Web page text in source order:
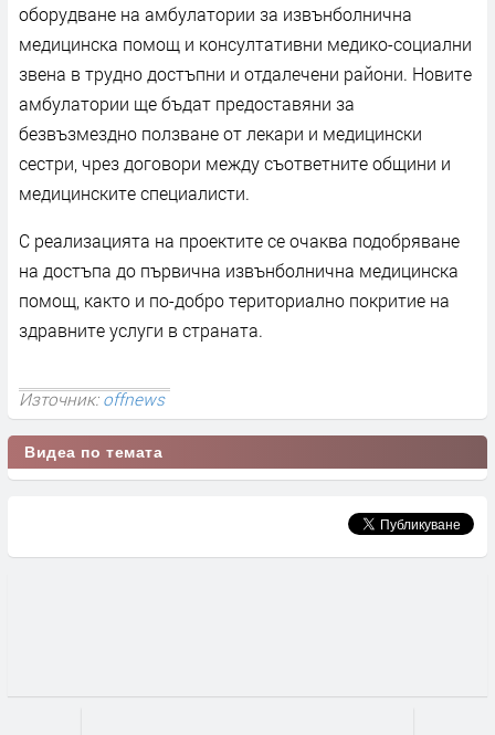
оборудване на амбулатории за извънболнична
медицинска помощ и консултативни медико-социални
звена в трудно достъпни и отдалечени райони. Новите
амбулатории ще бъдат предоставяни за
безвъзмездно ползване от лекари и медицински
сестри, чрез договори между съответните общини и
медицинските специалисти.
С реализацията на проектите се очаква подобряване
на достъпа до първична извънболнична медицинска
помощ, както и по-добро териториално покритие на
здравните услуги в страната.
Източник:offnews
Видеа по темата